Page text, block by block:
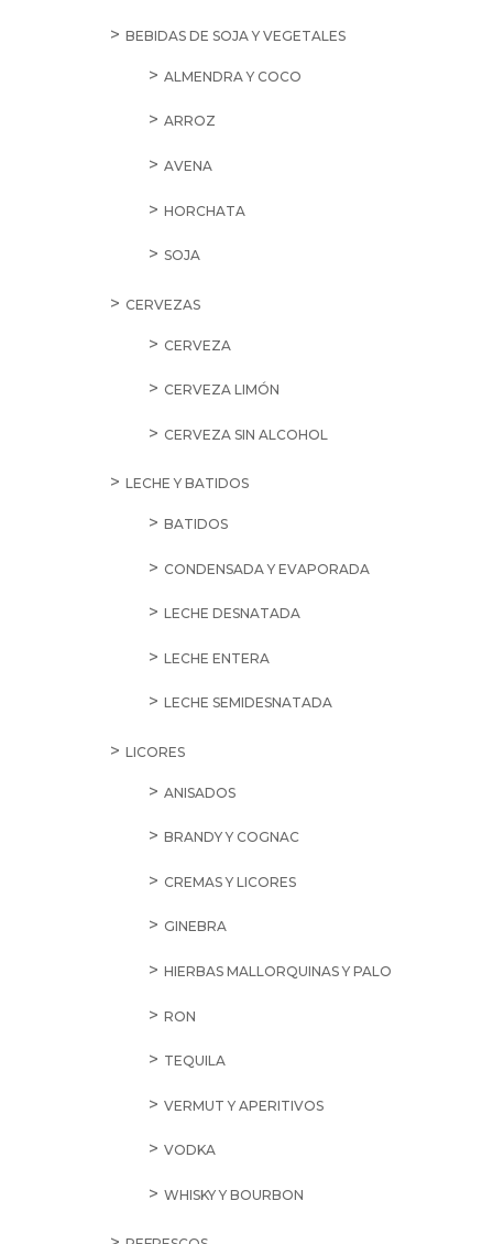
BEBIDAS DE SOJA Y VEGETALES
ALMENDRA Y COCO
ARROZ
AVENA
HORCHATA
SOJA
CERVEZAS
CERVEZA
CERVEZA LIMÓN
CERVEZA SIN ALCOHOL
LECHE Y BATIDOS
BATIDOS
CONDENSADA Y EVAPORADA
LECHE DESNATADA
LECHE ENTERA
LECHE SEMIDESNATADA
LICORES
ANISADOS
BRANDY Y COGNAC
CREMAS Y LICORES
GINEBRA
HIERBAS MALLORQUINAS Y PALO
RON
TEQUILA
VERMUT Y APERITIVOS
VODKA
WHISKY Y BOURBON